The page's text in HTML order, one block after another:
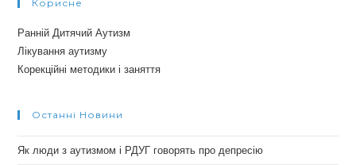
Корисне
Ранній Дитячий Аутизм
Лікування аутизму
Корекційні методики і заняття
Останні Новини
Як люди з аутизмом і РДУГ говорять про депресію